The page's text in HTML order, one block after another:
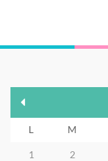
L M
1 2